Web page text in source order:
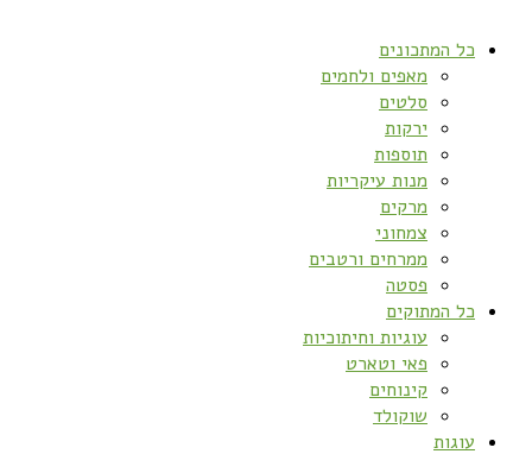
כל המתכונים
מאפים ולחמים
סלטים
ירקות
תוספות
מנות עיקריות
מרקים
צמחוני
ממרחים ורטבים
פסטה
כל המתוקים
עוגיות וחיתוכיות
פאי וטארט
קינוחים
שוקולד
עוגות